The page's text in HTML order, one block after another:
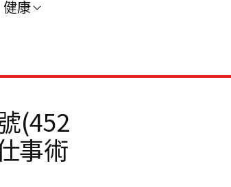
健康
(452
事術